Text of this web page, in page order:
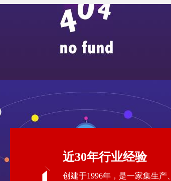
近30年行业经验
创建于1996年，是一家集生产